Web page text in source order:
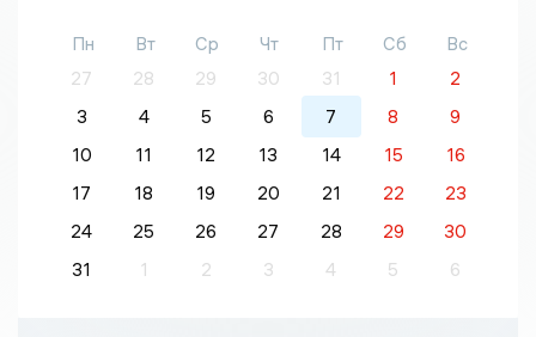
Пн Вт Ср Чт Пт Сб
Вс
27
28 29 30 31 1
2
3
4 5 6 7 8
9
10
11 12 13 14 15
16
17
18 19 20 21 22
23
24
25 26 27 28 29
30
31
1 2 3 4 5 6